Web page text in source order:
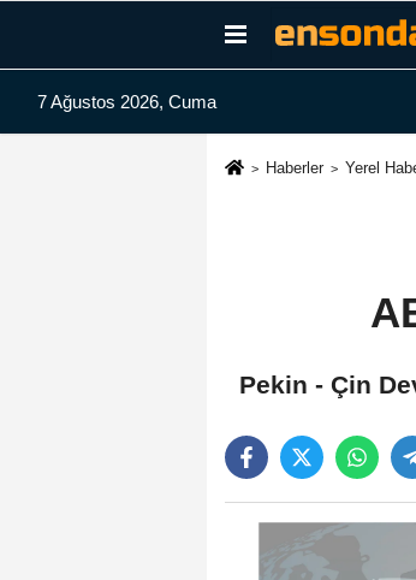
7 Ağustos 2026, Cuma
Haberler Yerel
Pekin - Çin